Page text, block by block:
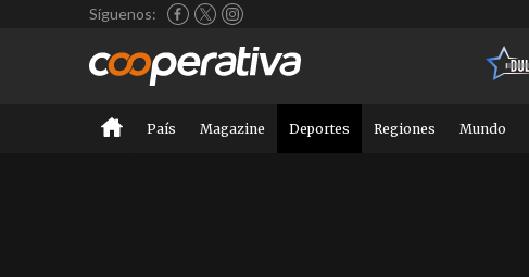
Síguenos:
País Magazine Deportes Regiones Mundo